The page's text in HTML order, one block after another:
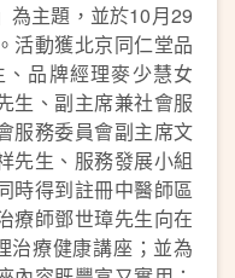
為主題，並於10月29
活動獲北京同仁堂品
品牌經理麥少慧女
生、副主席兼社會服
服務委員會副主席文
先生、服務發展小組
時得到註冊中醫師區
療師鄧世璋先生向在
治療健康講座；並為